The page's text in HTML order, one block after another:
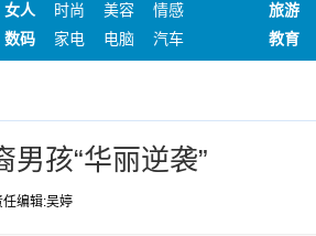
女人 时尚 美容
情感
数码
家电 电脑 汽车
旅游
教育
孩“华丽逆袭”
任编辑:吴婷